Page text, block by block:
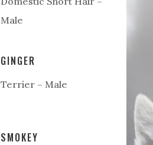
Male
GINGER
Terrier – Male
SMOKEY